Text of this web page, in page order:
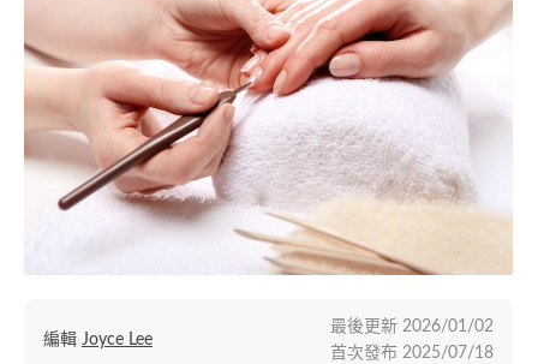
編輯 Joyce Lee
最後更新 2026/01/02
首次發布 2025/07/18